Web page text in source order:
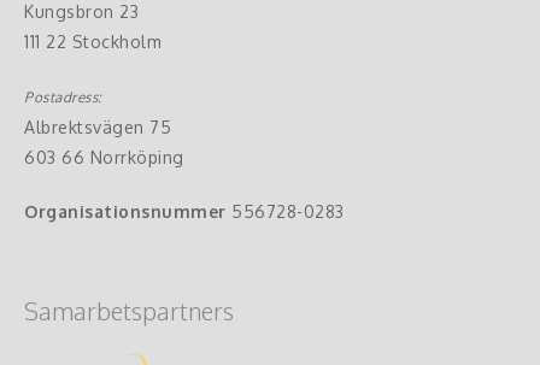
Kungsbron 23
111 22 Stockholm
Postadress:
Albrektsvägen 75
603 66 Norrköping
Organisationsnummer 556728-0283
Samarbetspartners